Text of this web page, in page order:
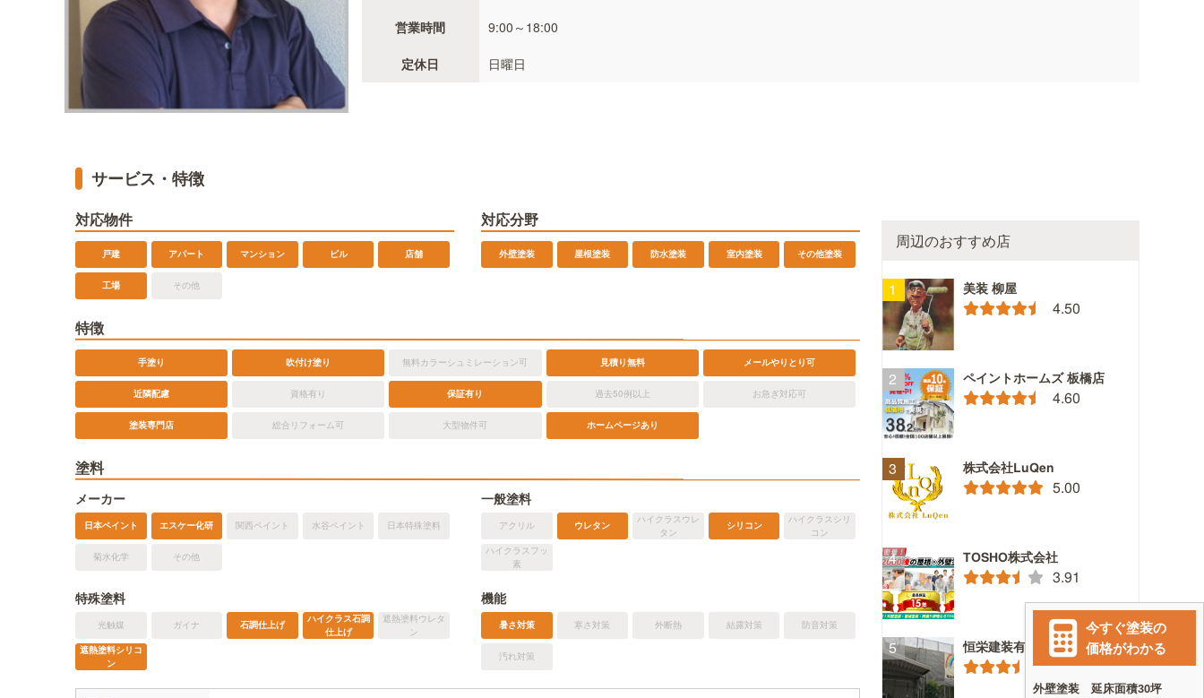
営業時間 9:00～18:00
定休日 日曜日
サービス・特徴
対応物件
戸建 アパート マンション ビル 店舗
工場 その他
対応分野
外壁塗装 屋根塗装 防水塗装 室内塗装 その他塗装
特徴
手塗り 吹付け塗り 無料カラーシュミレーション可 見積り無料 メールやりとり可
近隣配慮 資格有り 保証有り 過去50例以上 お急ぎ対応可
塗装専門店 総合リフォーム可 大型物件可 ホームページあり
塗料
メーカー
日本ペイント エスケー化研 関西ペイント 水谷ペイント 日本特殊塗料
菊水化学 その他
一般塗料
アクリル ウレタン
ハイクラスウレ
タン
シリコン
ハイクラスシリ
コン
ハイクラスフッ
素
特殊塗料
光触媒 ガイナ 石調仕上げ
ハイクラス石調
仕上げ
遮熱塗料ウレタ
ン
遮熱塗料シリコ
ン
機能
暑さ対策 寒さ対策 外断熱 結露対策 防音対策
汚れ対策
周辺のおすすめ店
美装 柳屋
4.50
ペイントホームズ 板橋店
4.60
株式会社LuQen
5.00
TOSHO株式会社
3.91
恒栄建装有限会社
3.72